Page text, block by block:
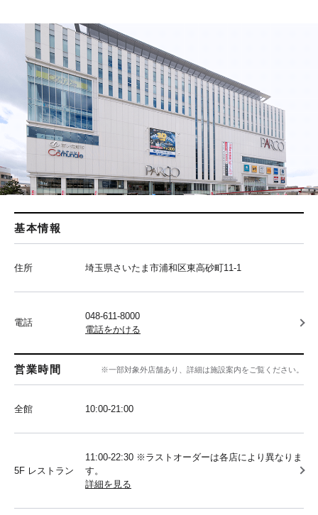
基本情報
住所 埼玉県さいたま市浦和区東高砂町11-1
電話
048-611-8000
電話をかける
営業時間 ※一部対象外店舗あり、詳細は施設案内をご覧ください。
全館 10:00‐21:00
5F レストラン
11:00-22:30 ※ラストオーダーは各店により異なりま
す。
詳細を見る